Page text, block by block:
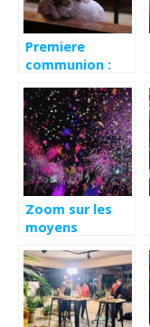
Premiere
communion :
obligatoire de
porter une aube
?
Zoom sur les
moyens
réussir
l’organisation
d’un projet
événementiel